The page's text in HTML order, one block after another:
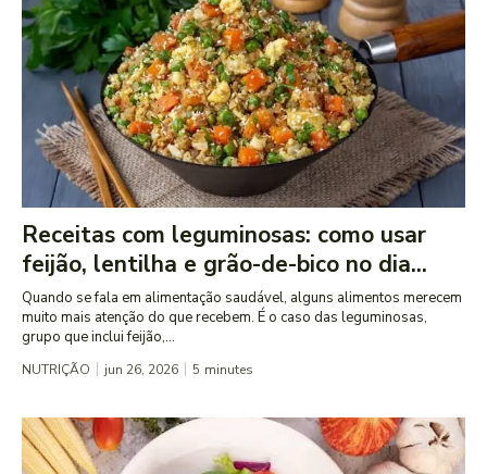
Receitas com leguminosas: como usar
feijão, lentilha e grão-de-bico no dia...
Quando se fala em alimentação saudável, alguns alimentos merecem
muito mais atenção do que recebem. É o caso das leguminosas,
grupo que inclui feijão,...
NUTRIÇÃO jun 26, 2026 5 minutes